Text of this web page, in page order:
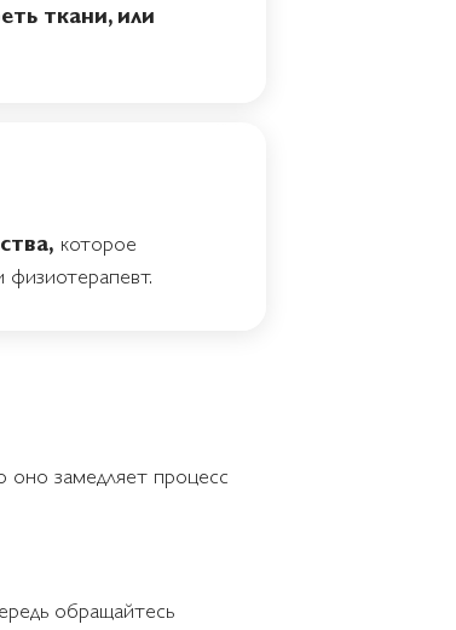
ткани, или
которое
оно замедляет процесс
обращайтесь